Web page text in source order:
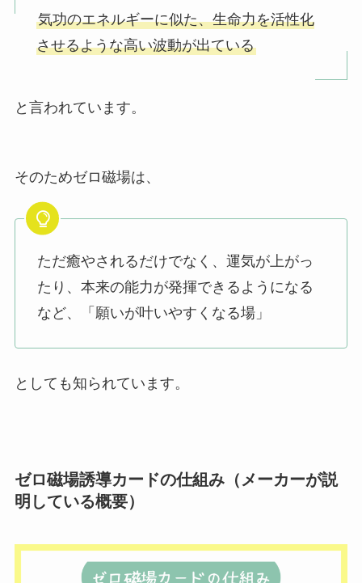
気功のエネルギーに似た、生命力を活性化
させるような高い波動が出ている
と言われています。
そのためゼロ磁場は、
ただ癒やされるだけでなく、運気が上がっ
たり、本来の能力が発揮できるようになる
など、「願いが叶いやすくなる場」
としても知られています。
ゼロ磁場誘導カードの仕組み（メーカーが説
明している概要）